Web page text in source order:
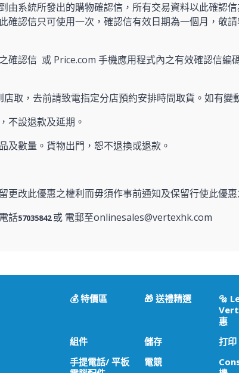
由系統所發出的購物確認信，所有交易資料以此確認
確認信只可使用一次，確認信有效日期為一個月，敬
確認信 或 Price.com 手機應用程式內之有效確認信編
取，去前請致電指定分店預約安排時間取貨。如有變
不設退款及延期。
及數量。貨物出門，恕不退換或退款。
更改此優惠之權利而毋須作事前通知及保留行使此優惠
話57035842 或 電郵至onlinesales@vertexhk.com
💰 特價區 🎁 送禮精選
🔩
惠
組件 儲存 打印
手提電話/ 平板
電競